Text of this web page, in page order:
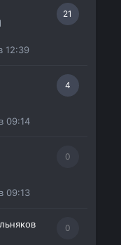
21
12:39
4
09:14
0
09:13
0